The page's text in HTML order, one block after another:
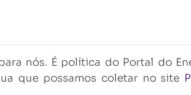
nós. É política do Portal do
que possamos coletar no site